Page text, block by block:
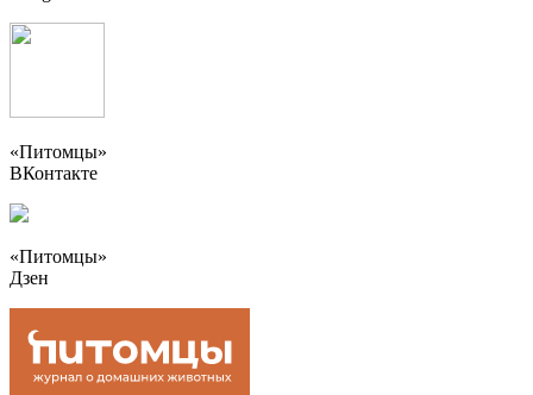
«Питомцы»
ВКонтакте
«Питомцы»
Дзен